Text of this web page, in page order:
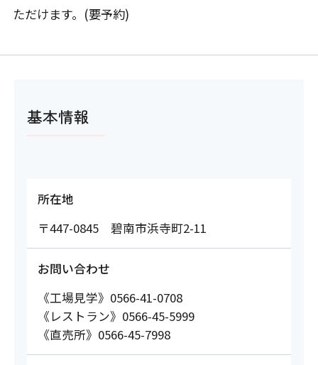
ただけます。(要予約)
基本情報
所在地
〒447-0845 碧南市浜寺町2-11
お問い合わせ
《工場見学》0566-41-0708
《レストラン》0566-45-5999
《直売所》0566-45-7998